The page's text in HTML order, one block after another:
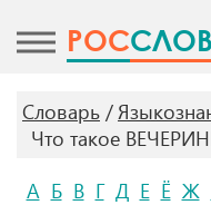
POC
Словарь
Что такое
А Б В Г Д Е Ё Ж